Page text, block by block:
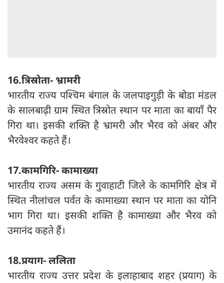
16.त्रिस्रोता- भ्रामरी
भारतीय राज्य पश्चिम बंगाल के जलपाइगुड़ी के बोडा मंडल
के सालबाढ़ी ग्राम स्‍थित त्रिस्रोत स्थान पर माता का बायाँ पैर
गिरा था। इसकी शक्ति है भ्रामरी और भैरव को अंबर और
भैरवेश्वर कहते हैं।
17.कामगिरि- कामाख्‍या
भारतीय राज्य असम के गुवाहाटी जिले के कामगिरि क्षेत्र में
स्‍थित नीलांचल पर्वत के कामाख्या स्थान पर माता का योनि
भाग गिरा था। इसकी शक्ति है कामाख्या और भैरव को
उमानंद कहते हैं।
18.प्रयाग- ललिता
भारतीय राज्य उत्तर प्रदेश के इलाहाबाद शहर (प्रयाग) के